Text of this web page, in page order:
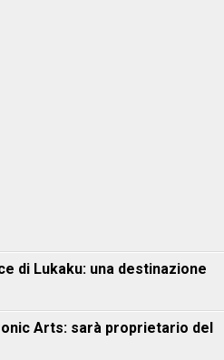
di Lukaku: una destinazione
Arts: sarà proprietario del